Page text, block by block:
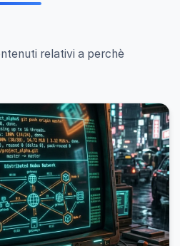
relativi a perchè